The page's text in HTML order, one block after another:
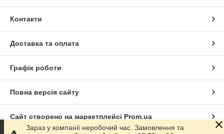
Контакти
Доставка та оплата
Графік роботи
Повна версія сайту
Сайт створено на маркетплейсі Prom.ua
Зараз у компанії неробочий час. Замовлення та